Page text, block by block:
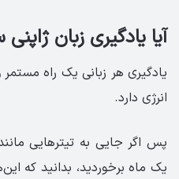
آیا یادگیری زبان
یادگیری هر زبانی یک راه
انرژی دارد.
پس اگر جایی به تیترهایی
یک ماه برخوردید، بدانید که